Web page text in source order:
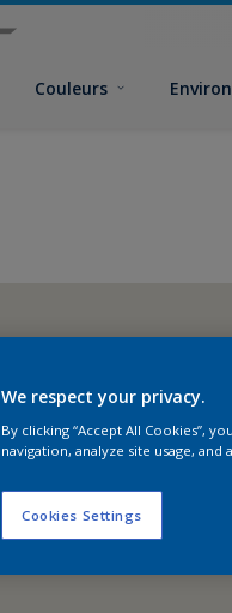
Couleurs
We respect your privacy.
By clicking “Accept All Cookies”,
navigation, analyze site usage,
Cookies Settings